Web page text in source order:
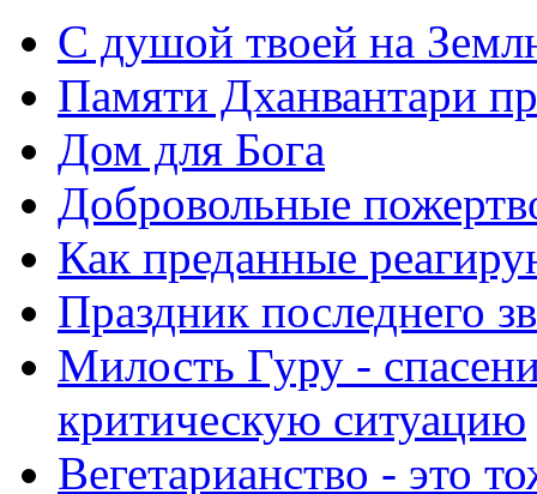
С душой твоей на
Памяти Дханвантари
Дом для Бога
Добровольные
Как преданные
Праздник последнего
Милость Гуру -
критическую ситуацию
Вегетарианство - это